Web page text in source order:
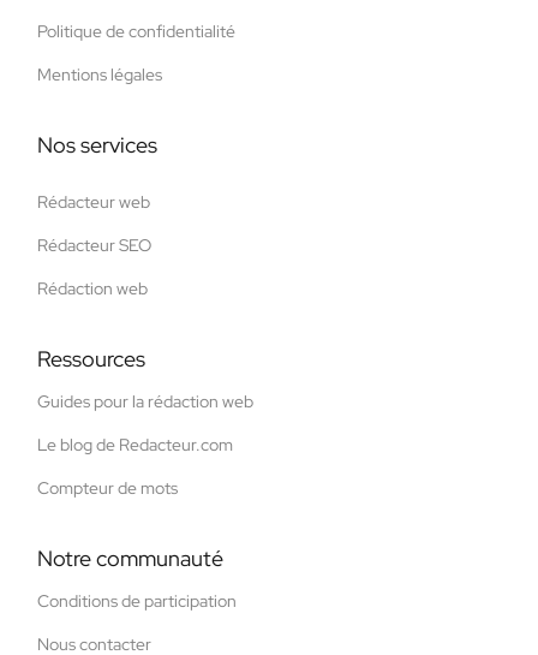
Politique de confidentialité
Mentions légales
Nos services
Rédacteur web
Rédacteur SEO
Rédaction web
Ressources
Guides pour la rédaction web
Le blog de Redacteur.com
Compteur de mots
Notre communauté
Conditions de participation
Nous contacter